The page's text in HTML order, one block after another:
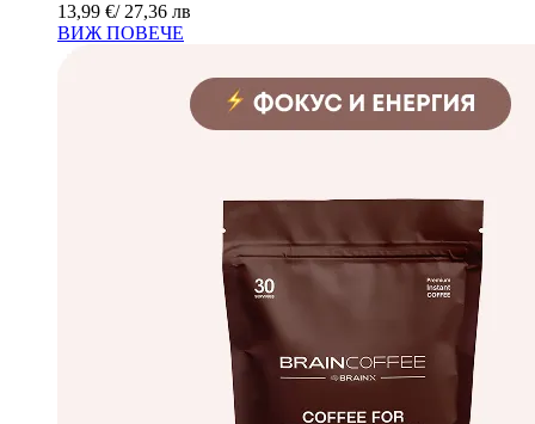
13,99 €/ 27,36 лв
ВИЖ ПОВЕЧЕ